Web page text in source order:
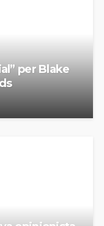
per Blake